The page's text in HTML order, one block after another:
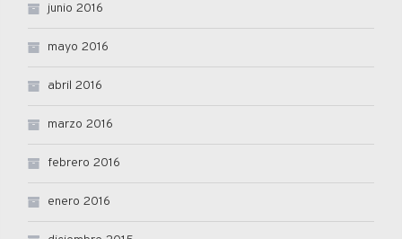
junio 2016
mayo 2016
abril 2016
marzo 2016
febrero 2016
enero 2016